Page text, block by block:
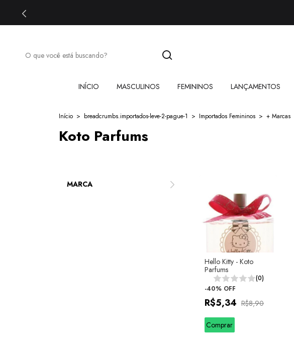
INÍCIO MASCULINOS FEMININOS LANÇAMENTOS
Início > breadcrumbs.importados-leve-2-pague-1 > Importados Femininos > + Marcas
Koto Parfums
MARCA
Hello Kitty - Koto
Parfums
(0)
-40% OFF
R$5,34 R$8,90
Comprar